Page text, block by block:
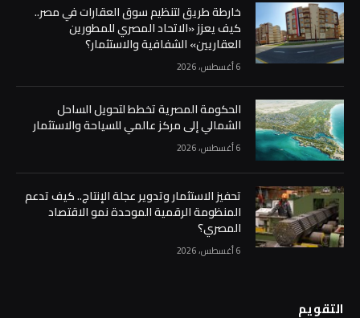
خارطة طريق لتنظيم سوق العقارات في مصر..
كيف يعزز «الاتحاد المصري للمطورين
العقاريين» الشفافية والاستثمار؟
6 أغسطس، 2026
الحكومة المصرية تخطط لتحويل الساحل
الشمالي إلى مركز عالمي للسياحة والاستثمار
6 أغسطس، 2026
تحفيز الاستثمار وتدوير عجلة الإنتاج.. كيف تدعم
المنظومة الرقمية الموحدة نمو الاقتصاد
المصري؟
6 أغسطس، 2026
التقويم